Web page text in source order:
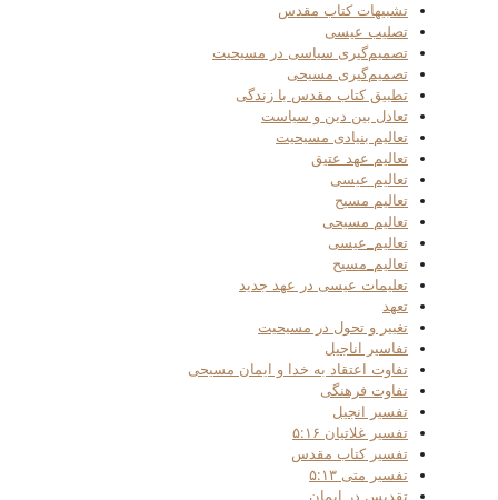
تشبیهات کتاب مقدس
تصلیب عیسی
تصمیم‌گیری سیاسی در مسیحیت
تصمیم‌گیری مسیحی
تطبیق کتاب مقدس با زندگی
تعادل بین دین و سیاست
تعالیم بنیادی مسیحیت
تعالیم عهد عتیق
تعالیم عیسی
تعالیم مسیح
تعالیم مسیحی
تعالیم_عیسی
تعالیم_مسیح
تعلیمات عیسی در عهد جدید
تعهد
تغییر و تحول در مسیحیت
تفاسیر اناجیل
تفاوت اعتقاد به خدا و ایمان مسیحی
تفاوت فرهنگی
تفسیر انجیل
تفسیر غلاتیان ۵:۱۶
تفسیر کتاب مقدس
تفسیر متی ۵:۱۳
تقدیس در ایمان